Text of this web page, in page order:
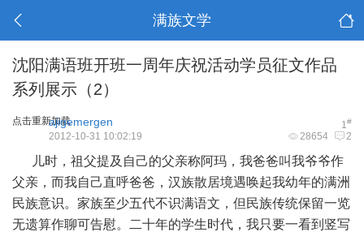
满族文学
沈阳满语班开班一周年庆祝活动学员征文作品
系列展示（2）
点击重新加载 1#
ajigemergen
28654 2
2012-10-31 10:02:19
儿时，祖父提及自己的父亲称阿玛，我爸爸叫我爷爷作
父亲，而我自己直呼爸爸，汉族散居境遇唤起我幼年的满洲
民族意识。家族至少五代不识满语文，但民族传统保留一览
无遗算作聊可告慰。二十年的学生时代，我只要一看到竖写